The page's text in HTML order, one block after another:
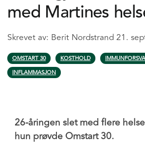
med Martines
Skrevet av: Berit Nordstrand21.
OMSTART 30 KOSTHOLD
INFLAMMASJON
26-åringen slet med flere
hun prøvde Omstart 30.